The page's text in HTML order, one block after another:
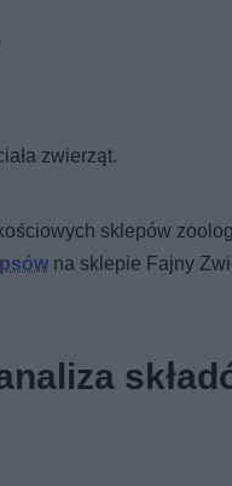
zwierząt.
sklepów
na sklepie Fajny